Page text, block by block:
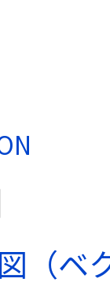
（ベ